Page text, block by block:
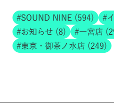
SOUND NINE (594)
お知らせ (8)
一宮店
東京・御茶ノ水店 (249)